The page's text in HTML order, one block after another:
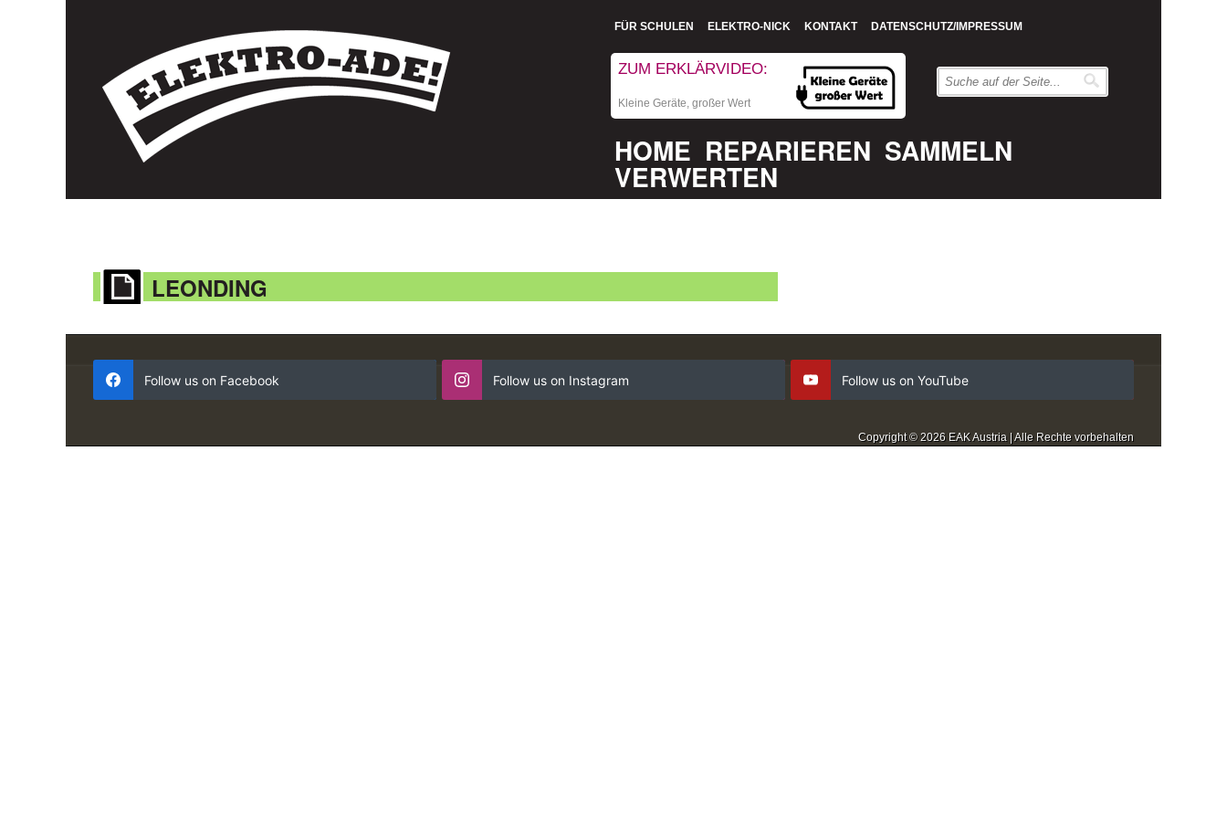
FÜR SCHULEN ELEKTRO-NICK KONTAKT DATENSCHUTZ/IMPRESSUM
ZUM ERKLÄRVIDEO:
Kleine Geräte, großer Wert
HOME REPARIEREN SAMMELN
VERWERTEN
LEONDING
Follow us on Facebook Follow us on Instagram Follow us on YouTube
Copyright © 2026 EAK Austria | Alle Rechte vorbehalten